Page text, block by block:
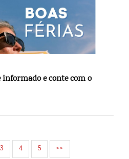
e conte com o
3 4 5 >>